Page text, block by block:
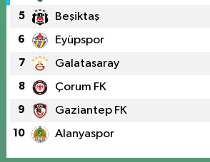
5 Beşiktaş
6 Eyüpspor
7 Galatasaray
8 Çorum FK
9 Gaziantep FK
10 Alanyaspor